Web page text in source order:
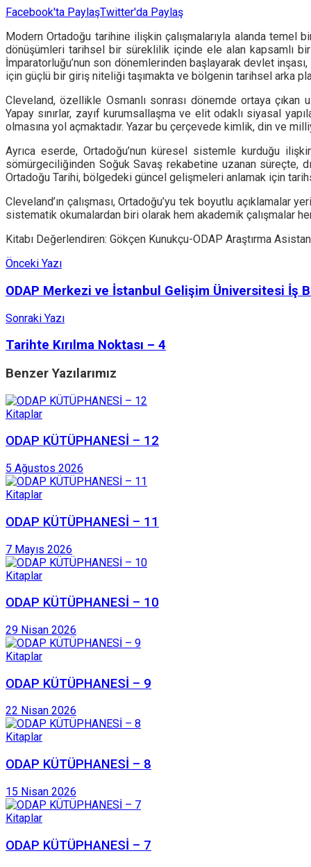
Facebook'ta PaylaşTwitter'da Paylaş
Modern Ortadoğu tarihine ilişkin çalışmalarıyla alanda
dönüşümleri tarihsel bir süreklilik içinde ele alan kapsamlı
İmparatorluğu’nun son dönemlerinden başlayarak devlet
için güçlü bir giriş niteliği taşımakta ve bölgenin tarihsel arka
Cleveland, özellikle Osmanlı sonrası dönemde ortaya çıkan
Yapay sınırlar, zayıf kurumsallaşma ve elit odaklı siyasal
olmasına yol açmaktadır. Yazar bu çerçevede kimlik, din ve
Ayrıca eserde, Ortadoğu’nun küresel sistemle kurduğu
sömürgeciliğinden Soğuk Savaş rekabetine uzanan süreçte,
Ortadoğu Tarihi, bölgedeki güncel gelişmeleri anlamak için
Cleveland’ın çalışması, Ortadoğu’yu tek boyutlu
sistematik okumalardan biri olarak hem akademik çalışmalar
Kitabı Değerlendiren: Gökçen Kunukçu-ODAP Araştırma
Önceki Yazı
ODAP Merkezi ve İstanbul Gelişim Üniversitesi İş
Sonraki Yazı
Tarihte Kırılma Noktası – 4
BenzerYazılarımız
Kitaplar
ODAP KÜTÜPHANESİ – 12
5 Ağustos 2026
Kitaplar
ODAP KÜTÜPHANESİ – 11
7 Mayıs 2026
Kitaplar
ODAP KÜTÜPHANESİ – 10
29 Nisan 2026
Kitaplar
ODAP KÜTÜPHANESİ – 9
22 Nisan 2026
Kitaplar
ODAP KÜTÜPHANESİ – 8
15 Nisan 2026
Kitaplar
ODAP KÜTÜPHANESİ – 7